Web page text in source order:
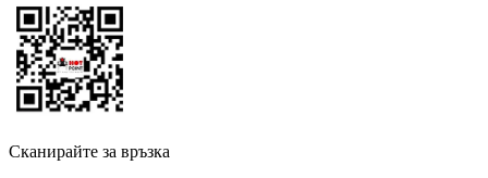
Сканирайте за връзка